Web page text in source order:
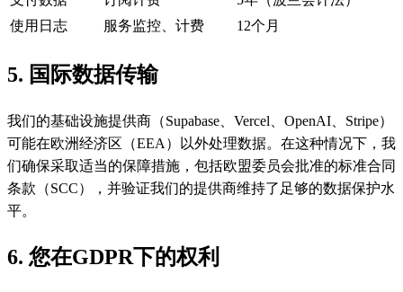
使用日志
服务监控、计费 12个月
5. 国际数据传输
我们的基础设施提供商（Supabase、Vercel、OpenAI、Stripe）
可能在欧洲经济区（EEA）以外处理数据。在这种情况下，我
们确保采取适当的保障措施，包括欧盟委员会批准的标准合同
条款（SCC），并验证我们的提供商维持了足够的数据保护水
平。
6. 您在GDPR下的权利